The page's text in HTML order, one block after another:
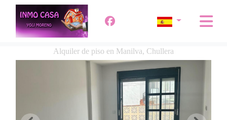
Alquiler de piso en Manilva, Chullera